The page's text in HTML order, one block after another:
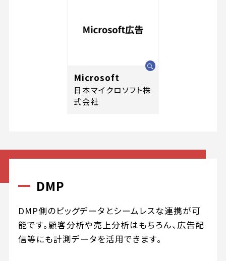
Microsoft
日本マイクロソフト株
式会社
DMP
DMP側のビッグデータとシームレスな連携が可
能です。顧客分析や売上分析はもちろん、広告配
信等にも計測データを活用できます。